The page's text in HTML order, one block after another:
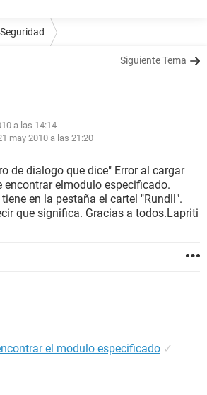
Siguiente Tema
a las 14:14
may 2010 a las 21:20
de dialogo que dice" Error al cargar
encontrar elmodulo especificado.
en la pestaña el cartel "Rundll".
que significa. Gracias a todos.Lapriti
el modulo especificado ✓